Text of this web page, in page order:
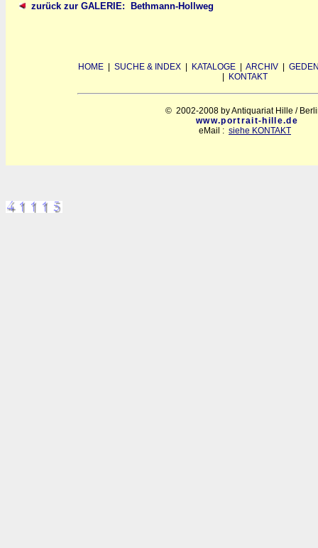
zurück zur GALERIE: Bethmann-Hollweg
HOME SUCHE & INDEX KATALOGE ARCHIV
KONTAKT
© 2002-2008 by Antiquariat Hille /
www.portrait-hille.de
eMail : siehe KONTAKT